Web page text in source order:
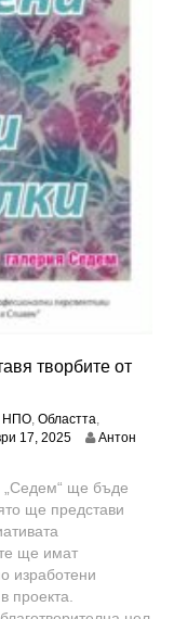
творбите от
НПО, Областта,
17, 2025ю
1
8
2
2
6
Антон
„Седем“ ще бъде
ще представи
ще имат
изработени
проекта.